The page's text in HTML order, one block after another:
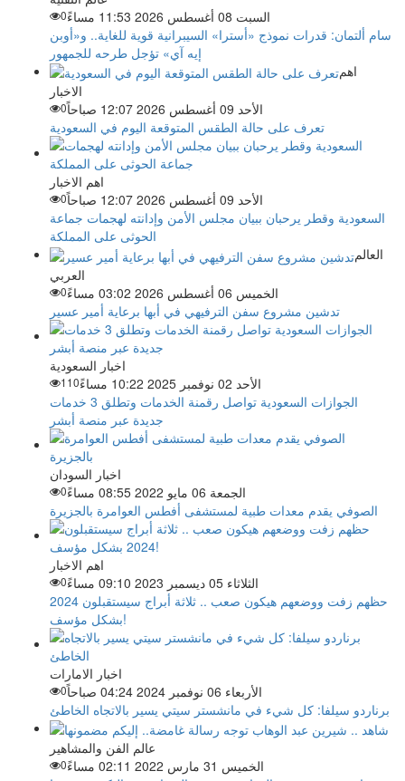
السبت 08 أغسطس 2026 11:53 مساءً
0
سام ألتمان: قدرات نموذج «أسترا» السيبرانية قوية للغاية.. و«أوبن
إيه آي» تؤجل طرحه للجمهور
اهم
الاخبار
الأحد 09 أغسطس 2026 12:07 صباحاً
0
تعرف على حالة الطقس المتوقعة اليوم في السعودية
اهم الاخبار
الأحد 09 أغسطس 2026 12:07 صباحاً
0
السعودية وقطر يرحبان ببيان مجلس الأمن وإدانته لهجمات جماعة
الحوثى على المملكة
العالم
العربي
الخميس 06 أغسطس 2026 03:02 مساءً
0
تدشين مشروع سفن الترفيهي في أبها برعاية أمير عسير
اخبار السعودية
الأحد 02 نوفمبر 2025 10:22 مساءً
110
الجوازات السعودية تواصل رقمنة الخدمات وتطلق 3 خدمات
جديدة عبر منصة أبشر
اخبار السودان
الجمعة 06 مايو 2022 08:55 مساءً
0
الصوفي يقدم معدات طبية لمستشفى أفطس العوامرة بالجزيرة
اهم الاخبار
الثلاثاء 05 ديسمبر 2023 09:10 مساءً
0
حظهم زفت ووضعهم هيكون صعب .. ثلاثة أبراج سيستقبلون 2024
بشكل مؤسف!
اخبار الامارات
الأربعاء 06 نوفمبر 2024 04:24 صباحاً
0
برناردو سيلفا: كل شيء في مانشستر سيتي يسير بالاتجاه الخاطئ
عالم الفن والمشاهير
الخميس 31 مارس 2022 02:11 مساءً
0